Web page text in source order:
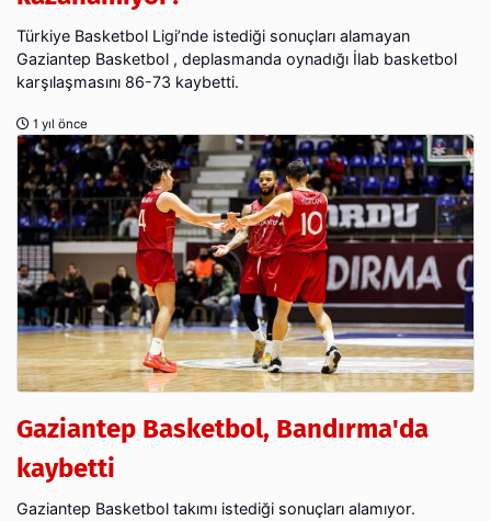
Türkiye Basketbol Ligi’nde istediği sonuçları alamayan
Gaziantep Basketbol , deplasmanda oynadığı İlab basketbol
karşılaşmasını 86-73 kaybetti.
1 yıl önce
Gaziantep Basketbol, Bandırma'da
kaybetti
Gaziantep Basketbol takımı istediği sonuçları alamıyor.